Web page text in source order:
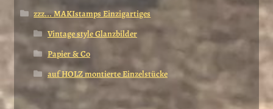
zzz... MAKIstamps Einzigartiges
Vintage style Glanzbilder
Papier & Co
auf HOLZ montierte Einzelstücke